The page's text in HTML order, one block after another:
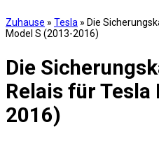
Zuhause » Tesla » Die
Model S (2013-2016)
Die
Relais für Tesla
2016)